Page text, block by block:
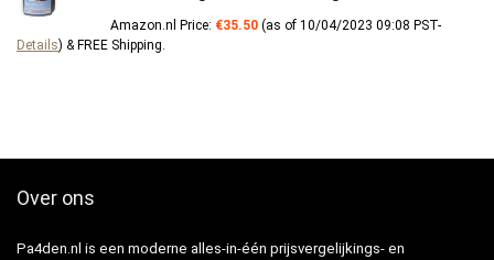
Amazon.nl Price: €35.50 (as of 10/04/2023 09:08 PST-
Details) & FREE Shipping
Over ons
Pa4den.nl is een moderne alles-in-één prijsvergelijkings- en